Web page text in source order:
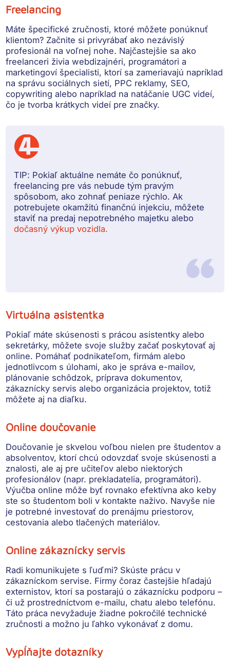
Freelancing
Máte špecifické zručnosti, ktoré môžete ponúknuť
klientom? Začnite si privyrábať ako nezávislý
profesionál na voľnej nohe. Najčastejšie sa ako
freelanceri živia webdizajnéri, programátori a
marketingoví špecialisti, ktorí sa zameriavajú napríklad
na správu sociálnych sietí, PPC reklamy, SEO,
copywriting alebo napríklad na natáčanie UGC videí,
čo je tvorba krátkych videí pre značky.
TIP: Pokiaľ aktuálne nemáte čo ponúknuť,
freelancing pre vás nebude tým pravým
spôsobom, ako zohnať peniaze rýchlo. Ak
potrebujete okamžitú finančnú injekciu, môžete
staviť na predaj nepotrebného majetku alebo
dočasný výkup vozidla.
Virtuálna asistentka
Pokiaľ máte skúsenosti s prácou asistentky alebo
sekretárky, môžete svoje služby začať poskytovať aj
online. Pomáhať podnikateľom, firmám alebo
jednotlivcom s úlohami, ako je správa e-mailov,
plánovanie schôdzok, príprava dokumentov,
zákaznícky servis alebo organizácia projektov, totiž
môžete aj na diaľku.
Online doučovanie
Doučovanie je skvelou voľbou nielen pre študentov a
absolventov, ktorí chcú odovzdať svoje skúsenosti a
znalosti, ale aj pre učiteľov alebo niektorých
profesionálov (napr. prekladatelia, programátori).
Výučba online môže byť rovnako efektívna ako keby
ste so študentom boli v kontakte naživo. Navyše nie
je potrebné investovať do prenájmu priestorov,
cestovania alebo tlačených materiálov.
Online zákaznícky servis
Radi komunikujete s ľuďmi? Skúste prácu v
zákazníckom servise. Firmy čoraz častejšie hľadajú
externistov, ktorí sa postarajú o zákaznícku podporu –
či už prostredníctvom e-mailu, chatu alebo telefónu.
Táto práca nevyžaduje žiadne pokročilé technické
zručnosti a možno ju ľahko vykonávať z domu.
Vypĺňajte dotazníky